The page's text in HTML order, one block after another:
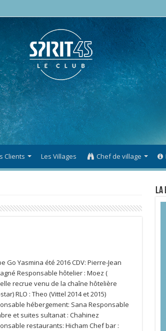
Clients Les Villages Chef de village
Go Yasmina été 2016 CDV: Pierre-Jean
Responsable hôtelier : Moez (
recrue venu de la chaîne hôtelière
RLO : Theo (Vittel 2014 et 2015)
hébergement: Sana Responsable
et suites sultanat : Chahinez
restaurants: Hicham Chef bar :
La